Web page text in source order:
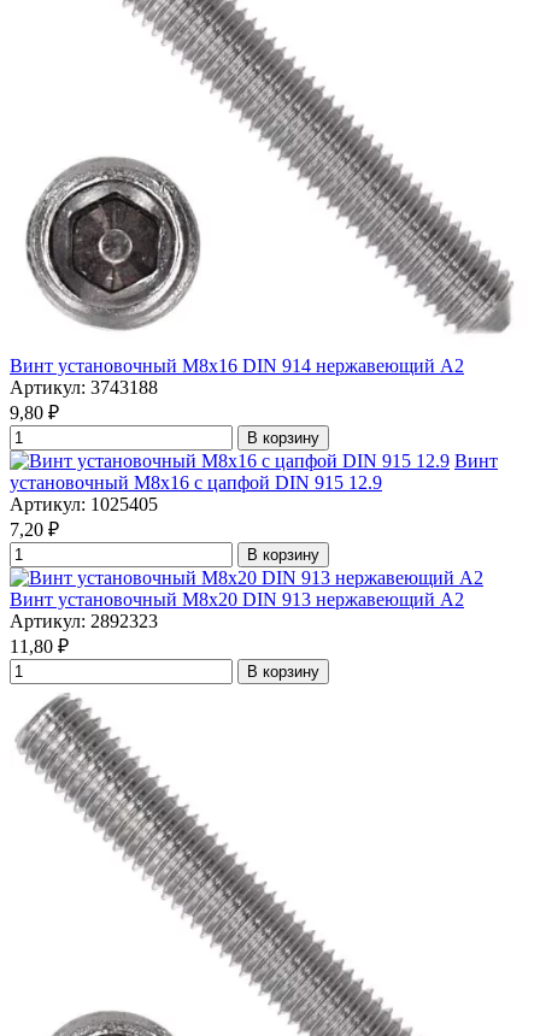
Винт установочный М8х16 DIN 914 нержавеющий А2
Артикул: 3743188
9,80 ₽
В корзину
Винт
установочный М8х16 с цапфой DIN 915 12.9
Артикул: 1025405
7,20 ₽
В корзину
Винт установочный М8х20 DIN 913 нержавеющий А2
Артикул: 2892323
11,80 ₽
В корзину